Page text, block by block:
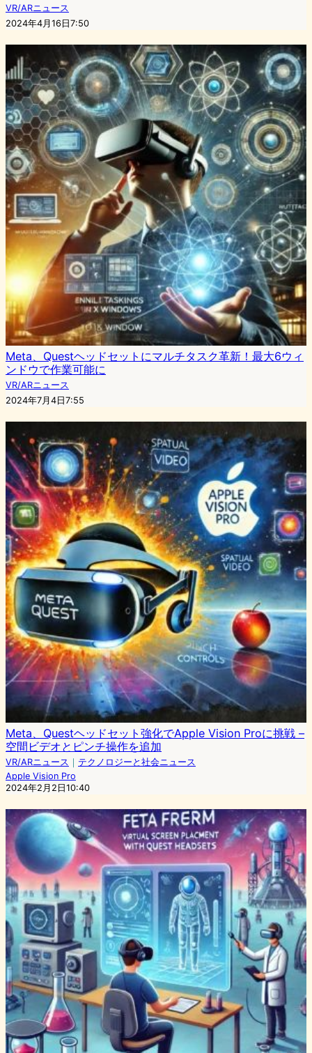
VR/ARニュース
2024年4月16日7:50
Meta、Questヘッドセットにマルチタスク革新！最大6ウィ
ンドウで作業可能に
VR/ARニュース
2024年7月4日7:55
Meta、Questヘッドセット強化でApple Vision Proに挑戦 –
空間ビデオとピンチ操作を追加
VR/ARニュース ｜ テクノロジーと社会ニュース
Apple Vision Pro
2024年2月2日10:40